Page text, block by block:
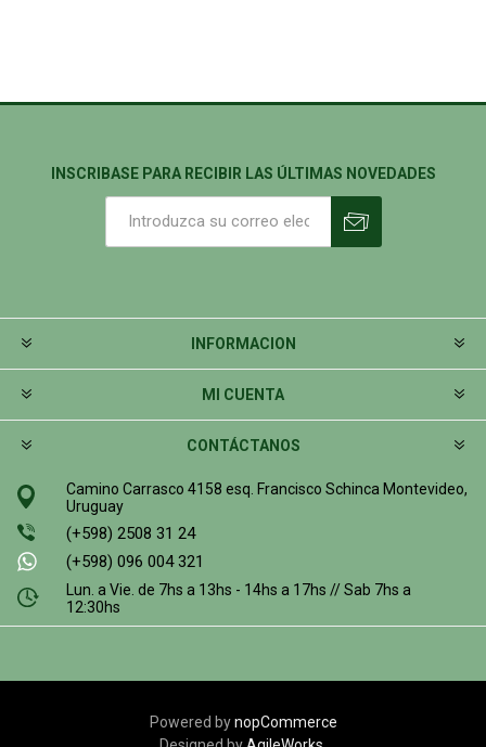
INSCRIBASE PARA RECIBIR LAS ÚLTIMAS NOVEDADES
INFORMACION
MI CUENTA
CONTÁCTANOS
Camino Carrasco 4158 esq. Francisco Schinca Montevideo,
Uruguay
(+598) 2508 31 24
(+598) 096 004 321
Lun. a Vie. de 7hs a 13hs - 14hs a 17hs // Sab 7hs a
12:30hs
Powered bynopCommerce